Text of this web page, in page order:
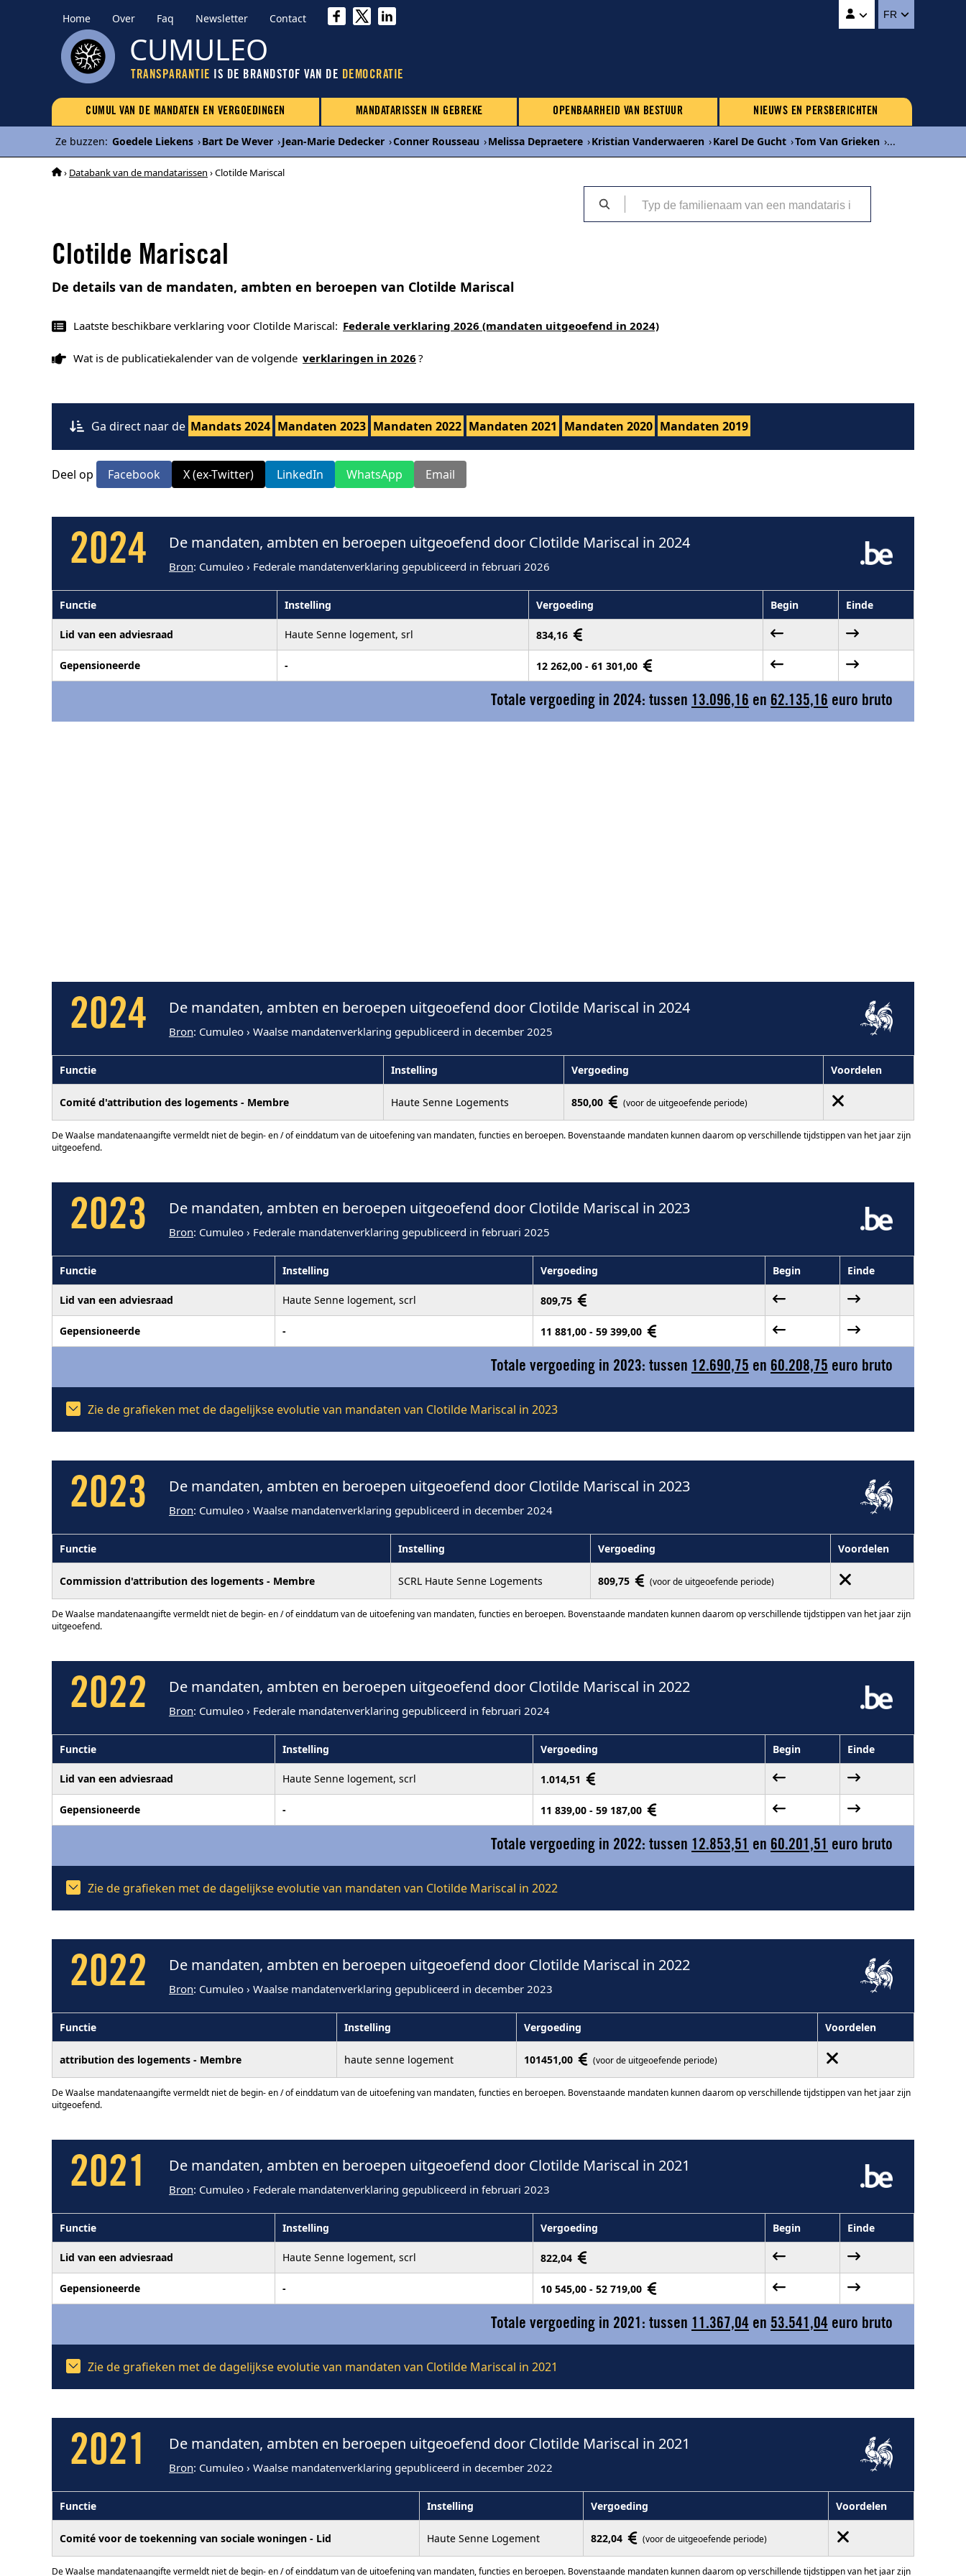
Home Over Faq Newsletter Contact FR
CUMULEO
TRANSPARANTIE IS DE BRANDSTOF VAN DE DEMOCRATIE
CUMUL VAN DE MANDATEN EN VERGOEDINGEN MANDATARISSEN IN GEBREKE OPENBAARHEID VAN BESTUUR NIEUWS EN PERSBERICHTEN
Ze buzzen: Goedele Liekens ›Bart De Wever ›Jean-Marie Dedecker ›Conner Rousseau ›Melissa Depraetere ›Kristian Vanderwaeren ›Karel De Gucht ›Tom Van Grieken ›...
› Databank van de mandatarissen › Clotilde Mariscal
Clotilde Mariscal
De details van de mandaten, ambten en beroepen van Clotilde Mariscal
Laatste beschikbare verklaring voor Clotilde Mariscal: Federale verklaring 2026 (mandaten uitgeoefend in 2024)
Wat is de publicatiekalender van de volgende verklaringen in 2026 ?
Ga direct naar de Mandats 2024 Mandaten 2023 Mandaten 2022 Mandaten 2021 Mandaten 2020 Mandaten 2019
Deel op Facebook X (ex-Twitter) LinkedIn WhatsApp Email
2024 De mandaten, ambten en beroepen uitgeoefend door Clotilde Mariscal in 2024
Bron: Cumuleo › Federale mandatenverklaring gepubliceerd in februari 2026
Functie Instelling Vergoeding Begin Einde
Lid van een adviesraad Haute Senne logement, srl 834,16
Gepensioneerde - 12 262,00 - 61 301,00
Totale vergoeding in 2024: tussen 13.096,16 en 62.135,16 euro bruto
2024 De mandaten, ambten en beroepen uitgeoefend door Clotilde Mariscal in 2024
Bron: Cumuleo › Waalse mandatenverklaring gepubliceerd in december 2025
Functie Instelling Vergoeding Voordelen
Comité d'attribution des logements - Membre Haute Senne Logements 850,00 (voor de uitgeoefende periode)
De Waalse mandatenaangifte vermeldt niet de begin- en / of einddatum van de uitoefening van mandaten, functies en beroepen. Bovenstaande mandaten kunnen daarom op verschillende tijdstippen van het jaar zijn
uitgeoefend.
2023 De mandaten, ambten en beroepen uitgeoefend door Clotilde Mariscal in 2023
Bron: Cumuleo › Federale mandatenverklaring gepubliceerd in februari 2025
Functie Instelling Vergoeding Begin Einde
Lid van een adviesraad Haute Senne logement, scrl 809,75
Gepensioneerde - 11 881,00 - 59 399,00
Totale vergoeding in 2023: tussen 12.690,75 en 60.208,75 euro bruto
Zie de grafieken met de dagelijkse evolutie van mandaten van Clotilde Mariscal in 2023
2023 De mandaten, ambten en beroepen uitgeoefend door Clotilde Mariscal in 2023
Bron: Cumuleo › Waalse mandatenverklaring gepubliceerd in december 2024
Functie Instelling Vergoeding Voordelen
Commission d'attribution des logements - Membre SCRL Haute Senne Logements 809,75 (voor de uitgeoefende periode)
De Waalse mandatenaangifte vermeldt niet de begin- en / of einddatum van de uitoefening van mandaten, functies en beroepen. Bovenstaande mandaten kunnen daarom op verschillende tijdstippen van het jaar zijn
uitgeoefend.
2022 De mandaten, ambten en beroepen uitgeoefend door Clotilde Mariscal in 2022
Bron: Cumuleo › Federale mandatenverklaring gepubliceerd in februari 2024
Functie Instelling Vergoeding Begin Einde
Lid van een adviesraad Haute Senne logement, scrl 1.014,51
Gepensioneerde - 11 839,00 - 59 187,00
Totale vergoeding in 2022: tussen 12.853,51 en 60.201,51 euro bruto
Zie de grafieken met de dagelijkse evolutie van mandaten van Clotilde Mariscal in 2022
2022 De mandaten, ambten en beroepen uitgeoefend door Clotilde Mariscal in 2022
Bron: Cumuleo › Waalse mandatenverklaring gepubliceerd in december 2023
Functie Instelling Vergoeding Voordelen
attribution des logements - Membre haute senne logement 101451,00 (voor de uitgeoefende periode)
De Waalse mandatenaangifte vermeldt niet de begin- en / of einddatum van de uitoefening van mandaten, functies en beroepen. Bovenstaande mandaten kunnen daarom op verschillende tijdstippen van het jaar zijn
uitgeoefend.
2021 De mandaten, ambten en beroepen uitgeoefend door Clotilde Mariscal in 2021
Bron: Cumuleo › Federale mandatenverklaring gepubliceerd in februari 2023
Functie Instelling Vergoeding Begin Einde
Lid van een adviesraad Haute Senne logement, scrl 822,04
Gepensioneerde - 10 545,00 - 52 719,00
Totale vergoeding in 2021: tussen 11.367,04 en 53.541,04 euro bruto
Zie de grafieken met de dagelijkse evolutie van mandaten van Clotilde Mariscal in 2021
2021 De mandaten, ambten en beroepen uitgeoefend door Clotilde Mariscal in 2021
Bron: Cumuleo › Waalse mandatenverklaring gepubliceerd in december 2022
Functie Instelling Vergoeding Voordelen
Comité voor de toekenning van sociale woningen - Lid Haute Senne Logement 822,04 (voor de uitgeoefende periode)
De Waalse mandatenaangifte vermeldt niet de begin- en / of einddatum van de uitoefening van mandaten, functies en beroepen. Bovenstaande mandaten kunnen daarom op verschillende tijdstippen van het jaar zijn